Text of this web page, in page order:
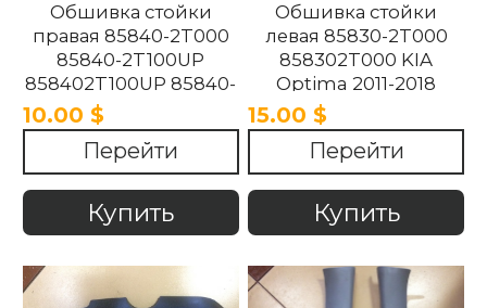
Обшивка стойки
правая 85840-2T000
85840-2T100UP
858402T100UP 85840-
2T100UP KIA Optima
2011-2018
10.00 $
Перейти
Купить
Обшивка стойки
левая 85830-2T000
858302T000 KIA
Optima 2011-2018
15.00 $
Перейти
Купить